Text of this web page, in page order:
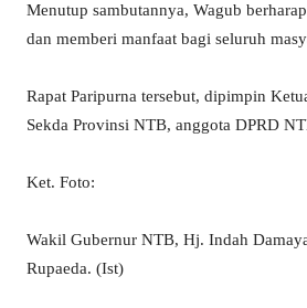
Menutup sambutannya, Wagub
dan memberi manfaat bagi seluruh
Rapat Paripurna tersebut, dipimpin
Sekda Provinsi NTB, anggota DPRD
Ket. Foto:
Wakil Gubernur NTB, Hj. Indah
Rupaeda. (Ist)